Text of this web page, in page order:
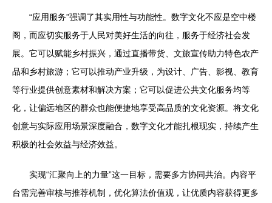
“应用服务”强调了其实用性与功能性。数字文化不应是空中楼
阁，而应切实服务于人民对美好生活的向往，服务于经济社会发
展。它可以赋能乡村振兴，通过直播带货、文旅宣传助力特色农产
品和乡村旅游；它可以推动产业升级，为设计、广告、影视、教育
等行业提供创意素材和解决方案；它可以促进公共文化服务均等
化，让偏远地区的群众也能便捷地享受高品质的文化资源。将文化
创意与实际应用场景深度融合，数字文化才能扎根现实，持续产生
积极的社会效益与经济效益。
实现“汇聚向上的力量”这一目标，需要多方协同共治。内容平
台需完善审核与推荐机制，优化算法价值观，让优质内容获得更多